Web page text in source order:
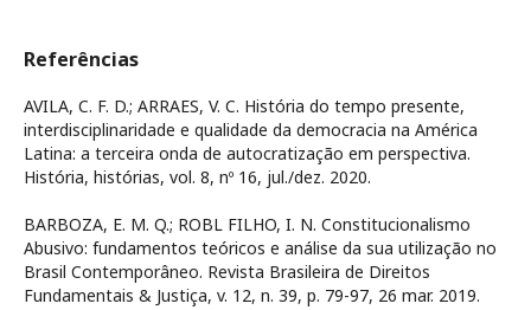
Referências
AVILA, C. F. D.; ARRAES, V. C. História do tempo presente,
interdisciplinaridade e qualidade da democracia na América
Latina: a terceira onda de autocratização em perspectiva.
História, histórias, vol. 8, nº 16, jul./dez. 2020.
BARBOZA, E. M. Q.; ROBL FILHO, I. N. Constitucionalismo
Abusivo: fundamentos teóricos e análise da sua utilização no
Brasil Contemporâneo. Revista Brasileira de Direitos
Fundamentais & Justiça, v. 12, n. 39, p. 79-97, 26 mar. 2019.